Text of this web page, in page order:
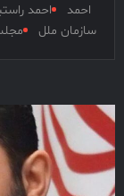
احمد احمد
سازمان ملل